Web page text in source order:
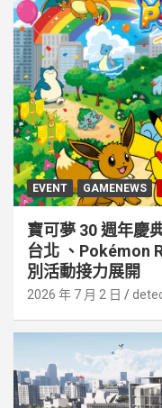
EVENT GAMENEWS
寶可夢 30 週年慶
台北 、Pokémon
別活動接⼒展開
2026 年 7 月 2 日